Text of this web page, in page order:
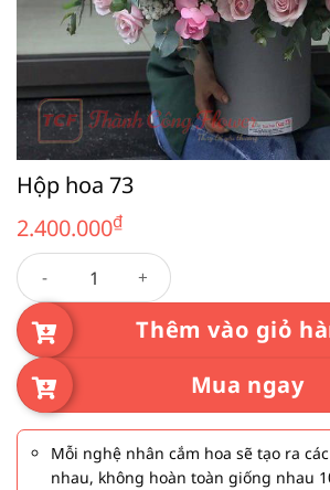
Hộp hoa 73
2.400.000₫
Hộp hoa 73 số lượng
Thêm vào giỏ
Mua ngay
Mỗi nghệ nhân cắm hoa sẽ tạo ra
nhau, không hoàn toàn giống nhau